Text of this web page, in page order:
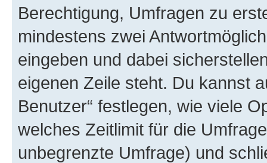
Berechtigung, Umfragen zu
mindestens zwei
eingeben und dabei
eigenen Zeile steht. Du kannst
Benutzer“ festlegen, wie viele
welches Zeitlimit für die
unbegrenzte Umfrage) und